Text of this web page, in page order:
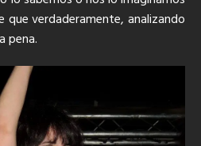
verdaderamente, analizando
pena.